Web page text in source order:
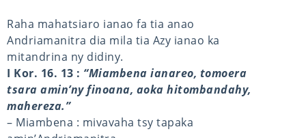
Raha mahatsiaro ianao fa tia anao
Andriamanitra dia mila tia Azy ianao ka
mitandrina ny didiny.
I Kor. 16. 13 : “Miambena ianareo, tomoera
tsara amin’ny finoana, aoka hitombandahy,
mahereza.”
– Miambena : mivavaha tsy tapaka